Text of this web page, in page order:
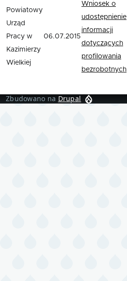
Powiatowy
Urząd
Pracy w
Kazimierzy
Wielkiej
06.07.2015
Wniosek o
udostępnienie
informacji
dotyczących
profilowania
bezrobotnych
Zbudowano na Drupal